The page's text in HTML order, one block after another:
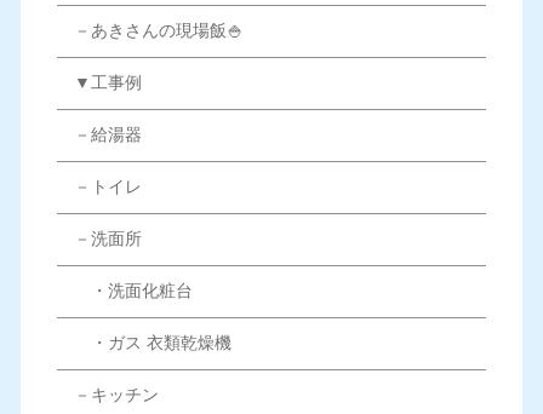
－あきさんの現場飯🍚
▼工事例
－給湯器
－トイレ
－洗面所
・洗面化粧台
・ガス 衣類乾燥機
－キッチン